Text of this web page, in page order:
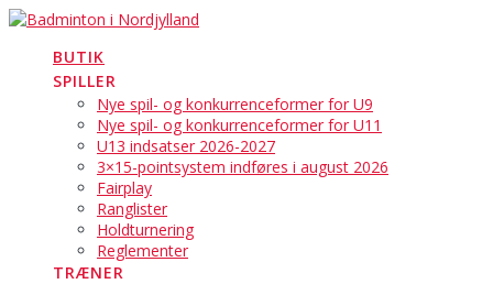
Skip
contentBUTIK
SPILLER
Nye spil- og konkurrenceformer for U9
Nye spil- og konkurrenceformer for U11
U13 indsatser 2026-2027
3×15-pointsystem indføres i august 2026
Fairplay
Ranglister
Holdturnering
Reglementer
TRÆNER